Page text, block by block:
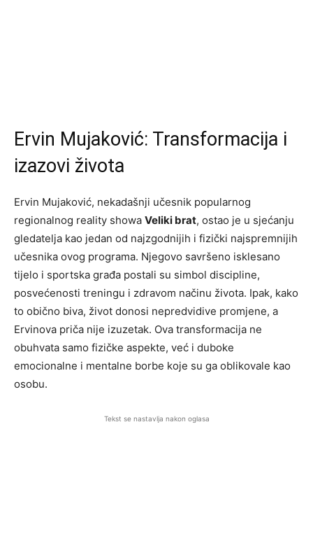
Ervin Mujaković: Transformacija i
izazovi života
Ervin Mujaković, nekadašnji učesnik popularnog
regionalnog reality showa Veliki brat, ostao je u sjećanju
gledatelja kao jedan od najzgodnijih i fizički najspremnijih
učesnika ovog programa. Njegovo savršeno isklesano
tijelo i sportska građa postali su simbol discipline,
posvećenosti treningu i zdravom načinu života. Ipak, kako
to obično biva, život donosi nepredvidive promjene, a
Ervinova priča nije izuzetak. Ova transformacija ne
obuhvata samo fizičke aspekte, već i duboke
emocionalne i mentalne borbe koje su ga oblikovale kao
osobu.
Tekst se nastavlja nakon oglasa